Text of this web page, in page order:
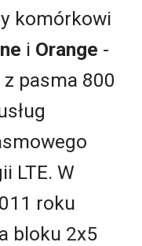
komórkowi
i Orange -
pasma 800
LTE. W
roku
bloku 2x5